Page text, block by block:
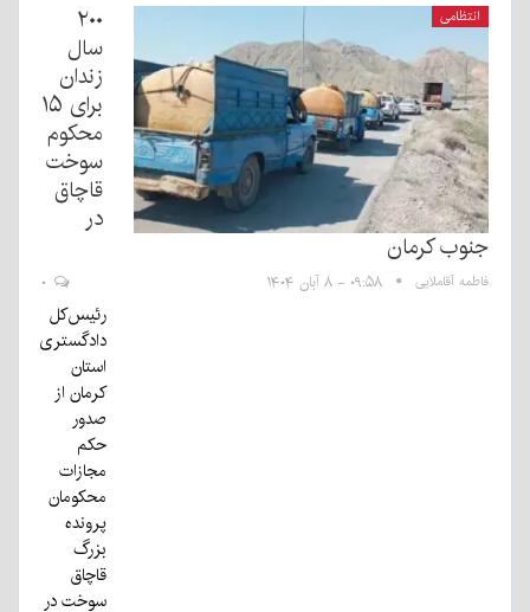
انتظامی
۲۰۰
سال
زندان
برای ۱۵
محکوم
سوخت
قاچاق
در
جنوب کرمان
فاطمه آقاملایی ۰۹:۵۸ - ۸ آبان ۱۴۰۴
رئیس‌کل
دادگستری
استان
کرمان از
صدور
حکم
مجازات
محکومان
پرونده
بزرگ
قاچاق
سوخت در